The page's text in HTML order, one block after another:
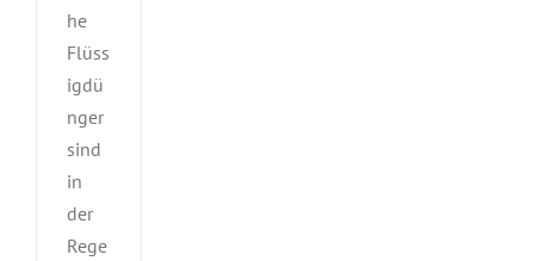
he
Flüss
igdü
nger
sind
in
der
Rege